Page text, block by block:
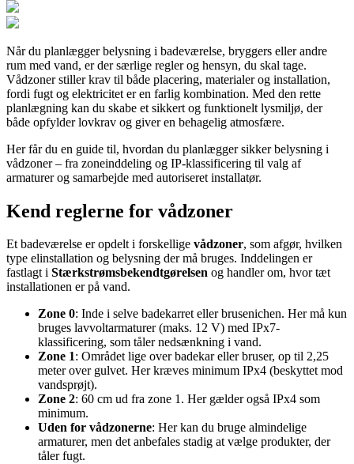
Når du planlægger belysning i badeværelse, bryggers eller andre
rum med vand, er der særlige regler og hensyn, du skal tage.
Vådzoner stiller krav til både placering, materialer og installation,
fordi fugt og elektricitet er en farlig kombination. Med den rette
planlægning kan du skabe et sikkert og funktionelt lysmiljø, der
både opfylder lovkrav og giver en behagelig atmosfære.
Her får du en guide til, hvordan du planlægger sikker belysning i
vådzoner – fra zoneinddeling og IP-klassificering til valg af
armaturer og samarbejde med autoriseret installatør.
Kend reglerne for vådzoner
Et badeværelse er opdelt i forskellige vådzoner, som afgør, hvilken
type elinstallation og belysning der må bruges. Inddelingen er
fastlagt i Stærkstrømsbekendtgørelsen og handler om, hvor tæt
installationen er på vand.
Zone 0: Inde i selve badekarret eller brusenichen. Her må kun
bruges lavvoltarmaturer (maks. 12 V) med IPx7-
klassificering, som tåler nedsænkning i vand.
Zone 1: Området lige over badekar eller bruser, op til 2,25
meter over gulvet. Her kræves minimum IPx4 (beskyttet mod
vandsprøjt).
Zone 2: 60 cm ud fra zone 1. Her gælder også IPx4 som
minimum.
Uden for vådzonerne: Her kan du bruge almindelige
armaturer, men det anbefales stadig at vælge produkter, der
tåler fugt.